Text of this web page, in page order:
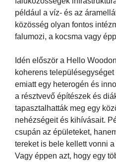
például a víz- és az
közösség olyan fontos
falumozi, a kocsma vagy
Idén először a Hello
koherens
emiatt egy heterogén és
a résztvevő építészek és
tapasztalhatták meg egy
nehézségeit és kihívásait.
csupán az épületeket,
tereket is bele kellett vonni
Vagy éppen azt, hogy egy